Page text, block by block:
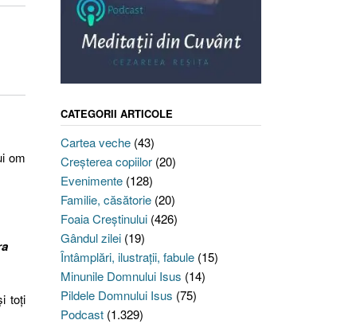
om
toţi
CATEGORII ARTICOLE
Cartea veche(43)
Creşterea copiilor(20)
Evenimente(128)
Familie, căsătorie(20)
Foaia Creştinului(426)
Gândul zilei(19)
Întâmplări, ilustraţii, fabule(15)
Minunile Domnului Isus (14)
Pildele Domnului Isus (75)
Podcast(1.329)